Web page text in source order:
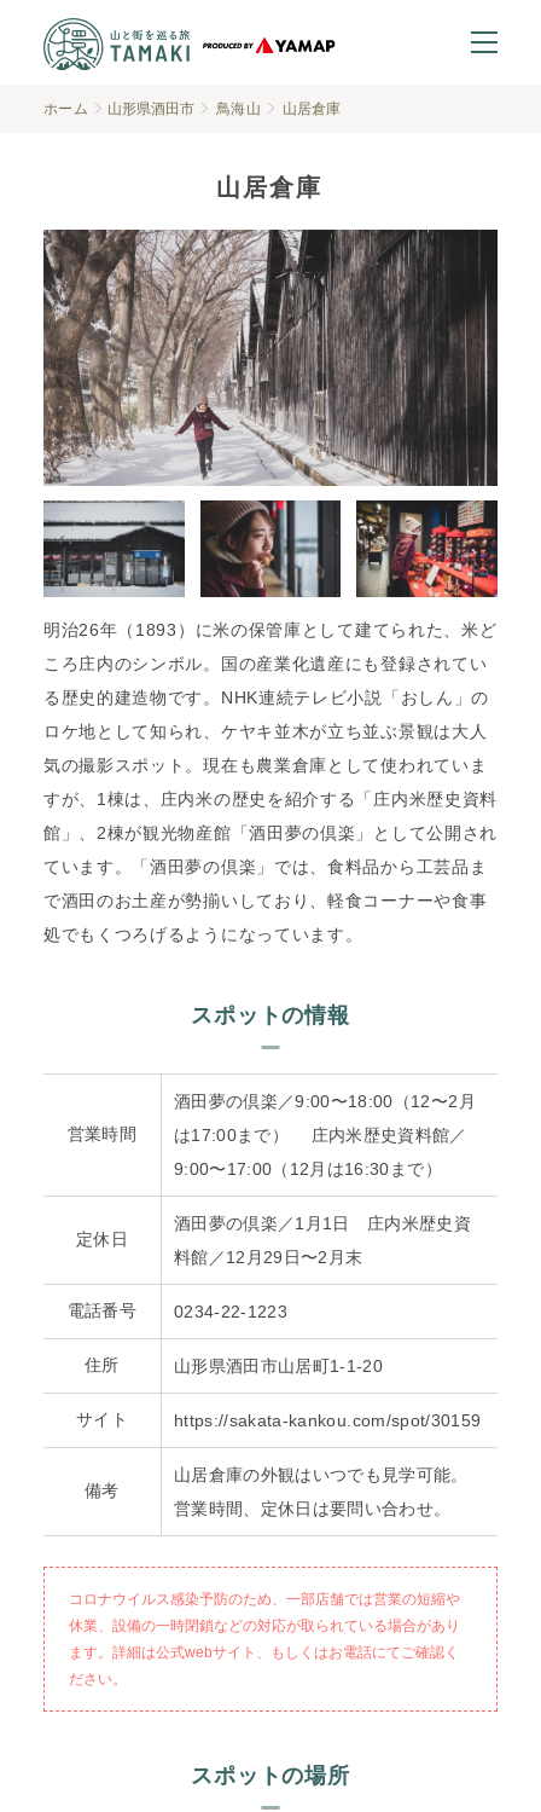
ホーム 山形県酒田市 鳥海山 山居倉庫
山居倉庫
明治26年（1893）に米の保管庫として建てられた、米ど
ころ庄内のシンボル。国の産業化遺産にも登録されてい
る歴史的建造物です。NHK連続テレビ小説「おしん」の
ロケ地として知られ、ケヤキ並木が立ち並ぶ景観は大人
気の撮影スポット。現在も農業倉庫として使われていま
すが、1棟は、庄内米の歴史を紹介する「庄内米歴史資料
館」、2棟が観光物産館「酒田夢の倶楽」として公開され
ています。「酒田夢の倶楽」では、食料品から工芸品ま
で酒田のお土産が勢揃いしており、軽食コーナーや食事
処でもくつろげるようになっています。
スポットの情報
営業時間
酒田夢の倶楽／9:00〜18:00（12〜2月
は17:00まで） 庄内米歴史資料館／
9:00〜17:00（12月は16:30まで）
定休日
酒田夢の倶楽／1月1日 庄内米歴史資
料館／12月29日〜2月末
電話番号 0234-22-1223
住所 山形県酒田市山居町1-1-20
サイト https://sakata-kankou.com/spot/30159
備考
山居倉庫の外観はいつでも見学可能。
営業時間、定休日は要問い合わせ。
コロナウイルス感染予防のため、一部店舗では営業の短縮や
休業、設備の一時閉鎖などの対応が取られている場合があり
ます。詳細は公式webサイト、もしくはお電話にてご確認く
ださい。
スポットの場所